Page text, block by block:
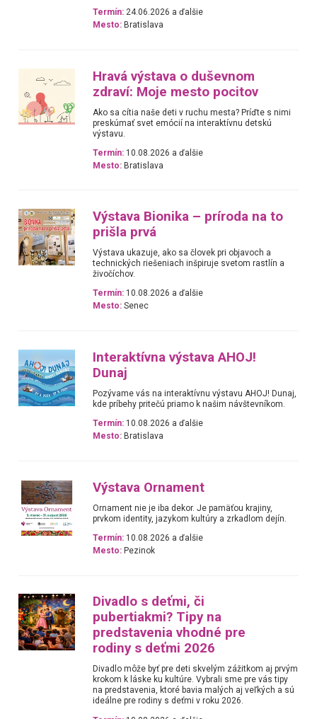
Termín: 24.06.2026 a ďalšie
Mesto: Bratislava
Hravá výstava o duševnom
zdraví: Moje mesto pocitov
Ako sa cítia naše deti v ruchu mesta? Príďte s nimi
preskúmať svet emócií na interaktívnu detskú
výstavu.
Termín: 10.08.2026 a ďalšie
Mesto: Bratislava
Výstava Bionika – príroda na to
prišla prvá
Výstava ukazuje, ako sa človek pri objavoch a
technických riešeniach inšpiruje svetom rastlín a
živočíchov.
Termín: 10.08.2026 a ďalšie
Mesto: Senec
Interaktívna výstava AHOJ!
Dunaj
Pozývame vás na interaktívnu výstavu AHOJ! Dunaj,
kde príbehy pritečú priamo k našim návštevníkom.
Termín: 10.08.2026 a ďalšie
Mesto: Bratislava
Výstava Ornament
Ornament nie je iba dekor. Je pamäťou krajiny,
prvkom identity, jazykom kultúry a zrkadlom dejín.
Termín: 10.08.2026 a ďalšie
Mesto: Pezinok
Divadlo s deťmi, či
pubertiakmi? Tipy na
predstavenia vhodné pre
rodiny s deťmi 2026
Divadlo môže byť pre deti skvelým zážitkom aj prvým
krokom k láske ku kultúre. Vybrali sme pre vás tipy
na predstavenia, ktoré bavia malých aj veľkých a sú
ideálne pre rodiny s deťmi v roku 2026.